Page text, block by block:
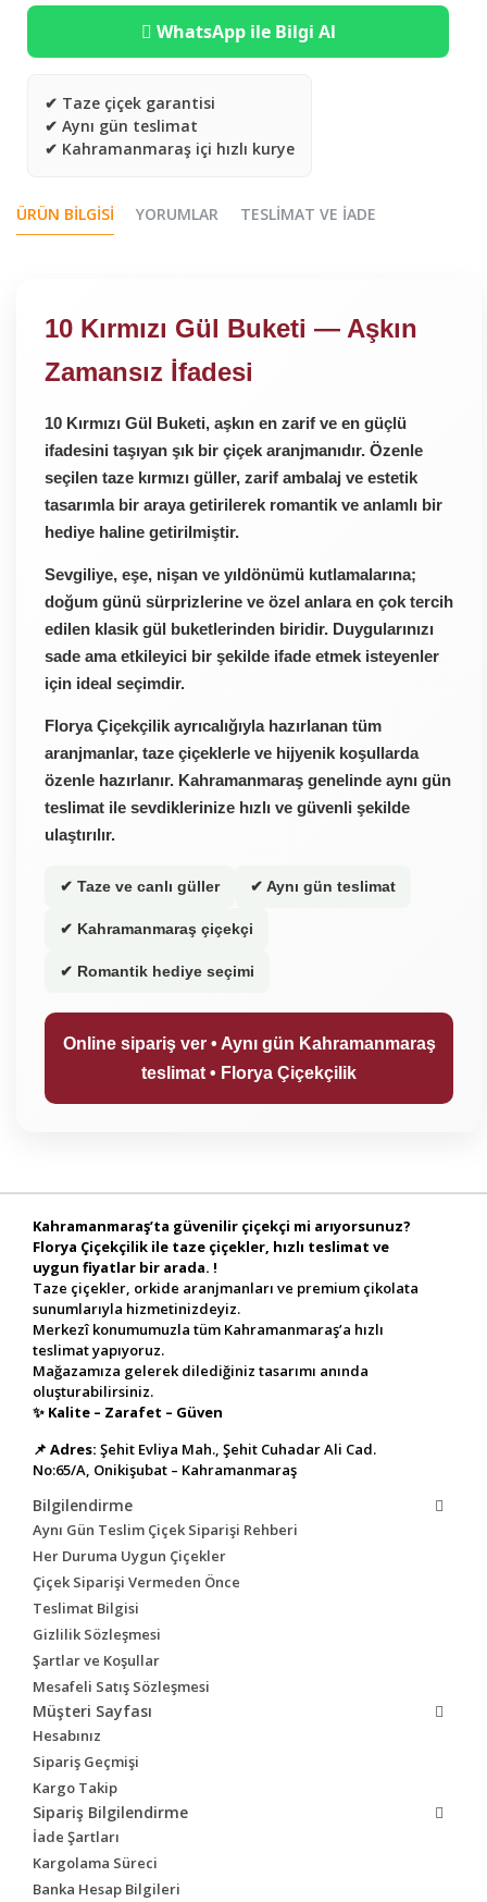
WhatsApp ile Bilgi Al
✔ Taze çiçek garantisi
✔ Aynı gün teslimat
✔ Kahramanmaraş içi hızlı kurye
ÜRÜN BILGISI YORUMLAR TESLIMAT VE İADE
10 Kırmızı Gül Buketi — Aşkın
Zamansız İfadesi
10 Kırmızı Gül Buketi, aşkın en zarif ve en güçlü
ifadesini taşıyan şık bir çiçek aranjmanıdır. Özenle
seçilen taze kırmızı güller, zarif ambalaj ve estetik
tasarımla bir araya getirilerek romantik ve anlamlı bir
hediye haline getirilmiştir.
Sevgiliye, eşe, nişan ve yıldönümü kutlamalarına;
doğum günü sürprizlerine ve özel anlara en çok tercih
edilen klasik gül buketlerinden biridir. Duygularınızı
sade ama etkileyici bir şekilde ifade etmek isteyenler
için ideal seçimdir.
Florya Çiçekçilik ayrıcalığıyla hazırlanan tüm
aranjmanlar, taze çiçeklerle ve hijyenik koşullarda
özenle hazırlanır. Kahramanmaraş genelinde aynı gün
teslimat ile sevdiklerinize hızlı ve güvenli şekilde
ulaştırılır.
✔ Taze ve canlı güller ✔ Aynı gün teslimat
✔ Kahramanmaraş çiçekçi
✔ Romantik hediye seçimi
Online sipariş ver • Aynı gün Kahramanmaraş
teslimat • Florya Çiçekçilik
Kahramanmaraş’ta güvenilir çiçekçi mi arıyorsunuz?
Florya Çiçekçilik ile taze çiçekler, hızlı teslimat ve
uygun fiyatlar bir arada. !
Taze çiçekler, orkide aranjmanları ve premium çikolata
sunumlarıyla hizmetinizdeyiz.
Merkezî konumumuzla tüm Kahramanmaraş’a hızlı
teslimat yapıyoruz.
Mağazamıza gelerek dilediğiniz tasarımı anında
oluşturabilirsiniz.
✨ Kalite – Zarafet – Güven
📌 Adres: Şehit Evliya Mah., Şehit Cuhadar Ali Cad.
No:65/A, Onikişubat – Kahramanmaraş
Bilgilendirme
Aynı Gün Teslim Çiçek Siparişi Rehberi
Her Duruma Uygun Çiçekler
Çiçek Siparişi Vermeden Önce
Teslimat Bilgisi
Gizlilik Sözleşmesi
Şartlar ve Koşullar
Mesafeli Satış Sözleşmesi
Müşteri Sayfası
Hesabınız
Sipariş Geçmişi
Kargo Takip
Sipariş Bilgilendirme
İade Şartları
Kargolama Süreci
Banka Hesap Bilgileri